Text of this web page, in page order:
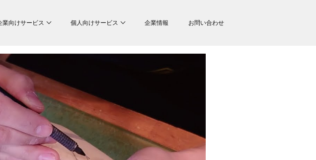
業向けサービス 個人向けサービス 企業情報 お問い合わせ